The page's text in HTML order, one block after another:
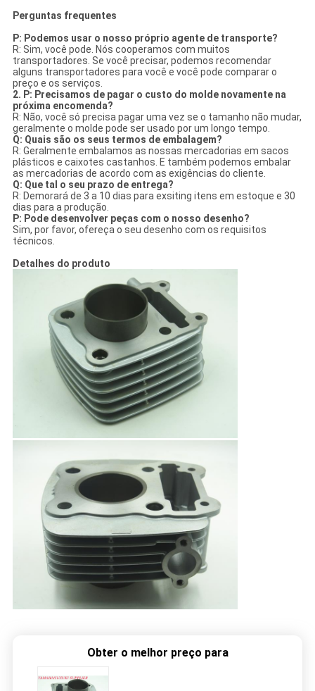
Perguntas frequentes
P: Podemos usar o nosso próprio agente de transporte?
R: Sim, você pode. Nós cooperamos com muitos
transportadores. Se você precisar, podemos recomendar
alguns transportadores para você e você pode comparar o
preço e os serviços.
2. P: Precisamos de pagar o custo do molde novamente na
próxima encomenda?
R: Não, você só precisa pagar uma vez se o tamanho não mudar,
geralmente o molde pode ser usado por um longo tempo.
Q: Quais são os seus termos de embalagem?
R: Geralmente embalamos as nossas mercadorias em sacos
plásticos e caixotes castanhos. E também podemos embalar
as mercadorias de acordo com as exigências do cliente.
Q: Que tal o seu prazo de entrega?
R: Demorará de 3 a 10 dias para exsiting itens em estoque e 30
dias para a produção.
P: Pode desenvolver peças com o nosso desenho?
Sim, por favor, ofereça o seu desenho com os requisitos
técnicos.
Detalhes do produto
Obter o melhor preço para